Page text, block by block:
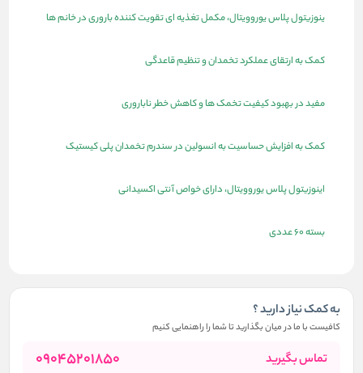
ینوزیتول پلاس یوروویتال، مکمل تغذیه ای تقویت کننده باروری در خانم ها
کمک به ارتقای عملکرد تخمدان و تنظیم قاعدگی
مفید در بهبود کیفیت تخمک ها و کاهش خطر ناباروری
کمک به افزایش حساسیت به انسولین در سندرم تخمدان پلی کیستیک
اینوزیتول پلاس یوروویتال، دارای خواص آنتی اکسیدانی
بسته 60 عددی
به کمک نیاز دارید ؟
کافیست با ما در میان بگذارید تا شما را راهنمایی کنیم
تماس بگیرید 09045201850